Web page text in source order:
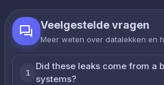
Veelgestelde vragen
Meer weten over datalekken en
1
Did these leaks come from a
systems?